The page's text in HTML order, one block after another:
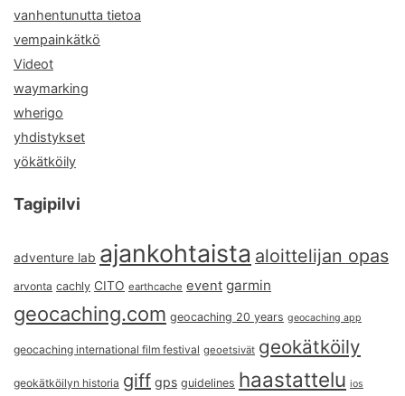
vanhentunutta tietoa
vempainkätkö
Videot
waymarking
wherigo
yhdistykset
yökätköily
Tagipilvi
adventure lab ajankohtaista aloittelijan opas
arvonta cachly CITO earthcache event garmin
geocaching.com geocaching 20 years geocaching app
geocaching international film festival geoetsivät geokätköily
geokätköilyn historia giff gps guidelines haastattelu ios